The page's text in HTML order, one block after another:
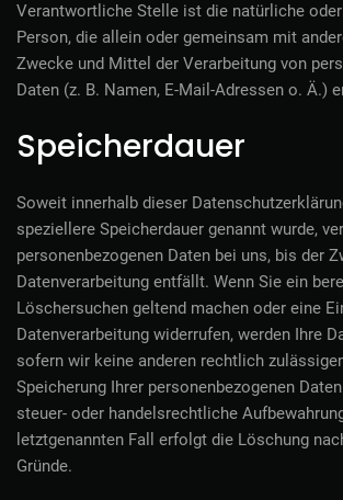
Verantwortliche Stelle ist die natürliche
Person, die allein oder gemeinsam mit
Zwecke und Mittel der Verarbeitung von
Daten (z. B. Namen, E-Mail-Adressen o. Ä.)
Speicherdauer
Soweit innerhalb dieser
speziellere Speicherdauer genannt wurde,
personenbezogenen Daten bei uns, bis der
Datenverarbeitung entfällt. Wenn Sie ein
Löschersuchen geltend machen oder eine
Datenverarbeitung widerrufen, werden Ihre
sofern wir keine anderen rechtlich
Speicherung Ihrer personenbezogenen
steuer- oder handelsrechtliche
letztgenannten Fall erfolgt die Löschung
Gründe.